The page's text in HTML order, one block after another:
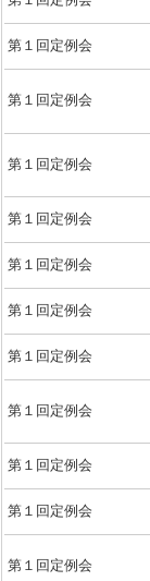
第１回定例会
第１回定例会
第１回定例会
第１回定例会
第１回定例会
第１回定例会
第１回定例会
第１回定例会
第１回定例会
第１回定例会
第１回定例会